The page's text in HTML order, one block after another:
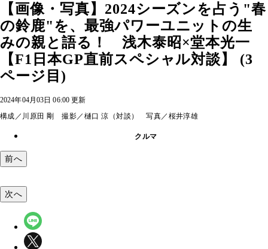
【画像・写真】2024シーズンを占う"春
の鈴鹿"を、最強パワーユニットの生
みの親と語る！ 浅木泰昭×堂本光一
【F1日本GP直前スペシャル対談】 (3
ページ目)
2024年04月03日 06:00 更新
構成／川原田 剛 撮影／樋口 涼（対談） 写真／桜井淳雄
クルマ
前へ
次へ